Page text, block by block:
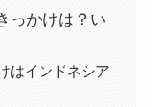
っかけは？い
はインドネシア